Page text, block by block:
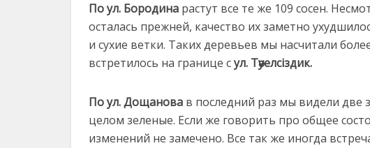
По ул. Бородина растут все те же 109 сосен.
осталась прежней, качество их заметно
и сухие ветки. Таких деревьев мы насчитали
встретилось на границе сул. Тәуелсіздик.
По ул. Дощанова в последний раз мы видели две
целом зеленые. Если же говорить про общее
изменений не замечено. Все так же иногда